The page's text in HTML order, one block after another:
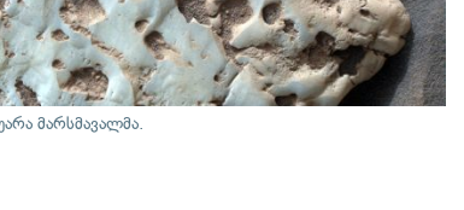
მარსმავალმა.